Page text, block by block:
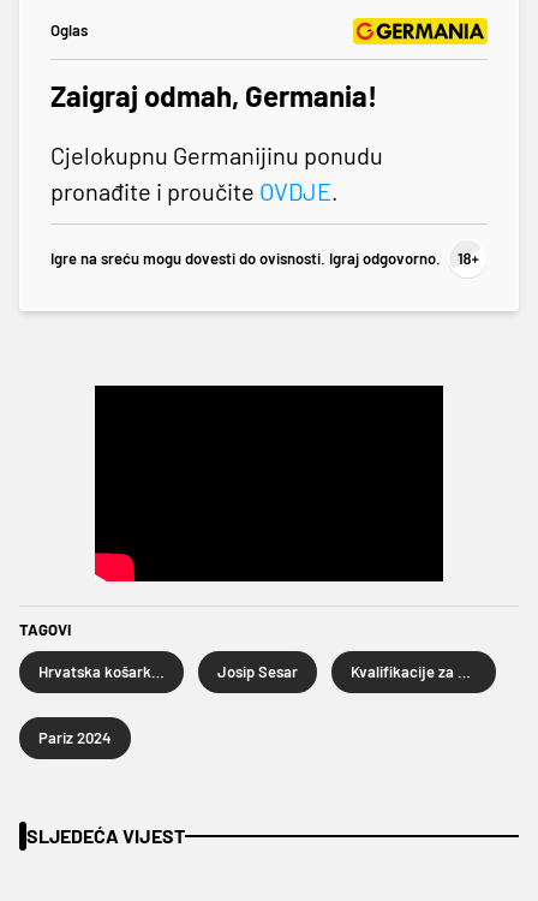
Oglas
Zaigraj odmah, Germania!
Cjelokupnu Germanijinu ponudu
pronađite i proučite OVDJE.
Igre na sreću mogu dovesti do ovisnosti. Igraj odgovorno.
TAGOVI
Josip Sesar
Pariz 2024
SLJEDEĆA VIJEST